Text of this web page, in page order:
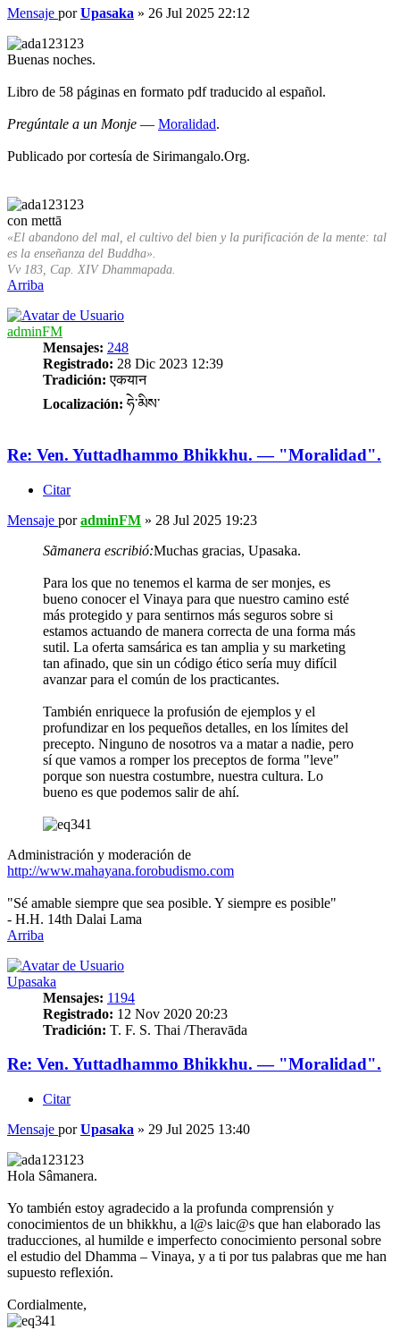
Mensaje porUpasaka » 26 Jul 2025 22:12
Buenas noches.
Libro de 58 páginas en formato pdf traducido al español.
Pregúntale a un Monje — Moralidad.
Publicado por cortesía de Sirimangalo.Org.
con mettā
«El abandono del mal, el cultivo del bien y la purificación de la mente: tal
es la enseñanza del Buddha».
Vv 183, Cap. XIV Dhammapada.
Arriba
adminFM
Mensajes: 248
Registrado: 28 Dic 2023 12:39
Tradición: एकयान
Localización: ཧེ་མིས་
Re: Ven. Yuttadhammo Bhikkhu. — "Moralidad".
Citar
Mensaje poradminFM » 28 Jul 2025 19:23
Sãmanera escribió:Muchas gracias, Upasaka.
Para los que no tenemos el karma de ser monjes, es
bueno conocer el Vinaya para que nuestro camino esté
más protegido y para sentirnos más seguros sobre si
estamos actuando de manera correcta de una forma más
sutil. La oferta samsárica es tan amplia y su marketing
tan afinado, que sin un código ético sería muy difícil
avanzar para el común de los practicantes.
También enriquece la profusión de ejemplos y el
profundizar en los pequeños detalles, en los límites del
precepto. Ninguno de nosotros va a matar a nadie, pero
sí que vamos a romper los preceptos de forma "leve"
porque son nuestra costumbre, nuestra cultura. Lo
bueno es que podemos salir de ahí.
Administración y moderación de
http://www.mahayana.forobudismo.com
"Sé amable siempre que sea posible. Y siempre es posible"
- H.H. 14th Dalai Lama
Arriba
Upasaka
Mensajes: 1194
Registrado: 12 Nov 2020 20:23
Tradición: T. F. S. Thai /Theravāda
Re: Ven. Yuttadhammo Bhikkhu. — "Moralidad".
Citar
Mensaje porUpasaka » 29 Jul 2025 13:40
Hola Sâmanera.
Yo también estoy agradecido a la profunda comprensión y
conocimientos de un bhikkhu, a l@s laic@s que han elaborado las
traducciones, al humilde e imperfecto conocimiento personal sobre
el estudio del Dhamma – Vinaya, y a ti por tus palabras que me han
supuesto reflexión.
Cordialmente,